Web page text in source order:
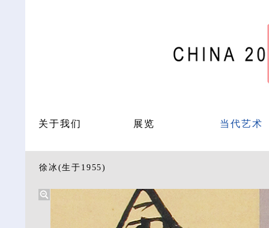
关于我们 展览 当代艺术
徐冰(生于1955)